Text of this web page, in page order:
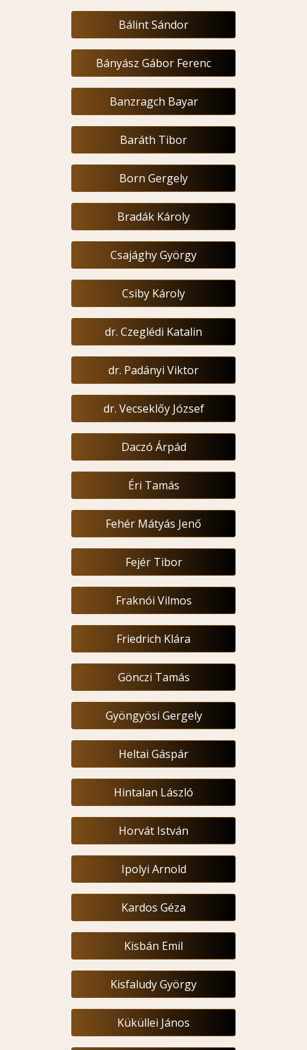
Bálint Sándor
Bányász Gábor Ferenc
Banzragch Bayar
Baráth Tibor
Born Gergely
Bradák Károly
Csajághy György
Csiby Károly
dr. Czeglédi Katalin
dr. Padányi Viktor
dr. Vecseklőy József
Daczó Árpád
Éri Tamás
Fehér Mátyás Jenő
Fejér Tibor
Fraknói Vilmos
Friedrich Klára
Gönczi Tamás
Gyöngyösi Gergely
Heltai Gáspár
Hintalan László
Horvát István
Ipolyi Arnold
Kardos Géza
Kisbán Emil
Kisfaludy György
Küküllei János